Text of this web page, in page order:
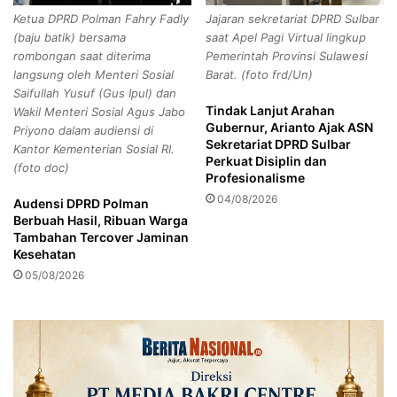
Copy URL
a
r
u
n
t
u
k
P
e
c
e
p
a
t
n
P
n
a
O
p
t
i
m
a
l
i
s
a
i
F
u
g
i
B
a
m
Ketua DPRD Polman Fahry Fadly
(baju batik) bersama
rombongan saat diterima
langsung oleh Menteri Sosial
Saifullah Yusuf (Gus Ipul) dan
Wakil Menteri Sosial Agus Jabo
Priyono dalam audiensi di
Kantor Kementerian Sosial RI.
(foto doc)
Audensi DPRD Polman
Berbuah Hasil, Ribuan Warga
Tambahan Tercover Jaminan
Kesehatan
05/08/2026
Jajaran sekretariat DPRD Sulbar
saat Apel Pagi Virtual lingkup
Pemerintah Provinsi Sulawesi
Barat. (foto frd/Un)
Tindak Lanjut Arahan
Gubernur, Arianto Ajak ASN
Sekretariat DPRD Sulbar
Perkuat Disiplin dan
Profesionalisme
04/08/2026